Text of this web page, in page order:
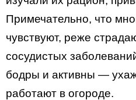
Примечательно, что
чувствуют, реже
сосудистых
бодры и активны —
работают в огороде.